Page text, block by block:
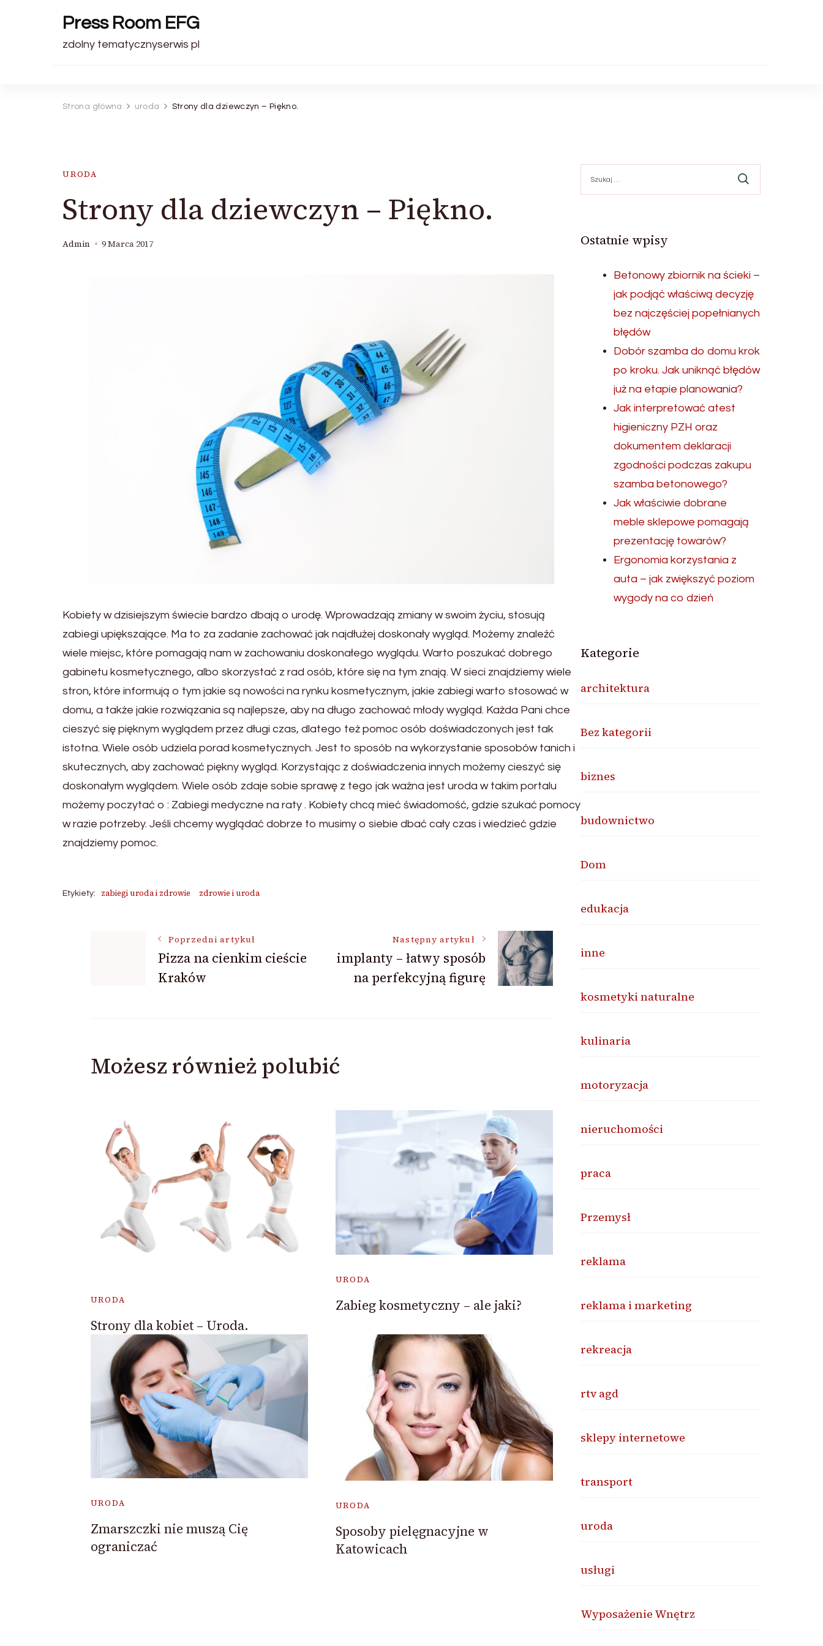
Press Room EFG
zdolny tematycznyserwis pl
Strona główna uroda Strony dla dziewczyn – Piękno.
URODA
Strony dla dziewczyn – Piękno.
Admin 9 Marca 2017
Kobiety w dzisiejszym świecie bardzo dbają o urodę. Wprowadzają zmiany w swoim życiu, stosują
zabiegi upiększające. Ma to za zadanie zachować jak najdłużej doskonały wygląd. Możemy znaleźć
wiele miejsc, które pomagają nam w zachowaniu doskonałego wyglądu. Warto poszukać dobrego
gabinetu kosmetycznego, albo skorzystać z rad osób, które się na tym znają. W sieci znajdziemy wiele
stron, które informują o tym jakie są nowości na rynku kosmetycznym, jakie zabiegi warto stosować w
domu, a także jakie rozwiązania są najlepsze, aby na długo zachować młody wygląd. Każda Pani chce
cieszyć się pięknym wyglądem przez długi czas, dlatego też pomoc osób doświadczonych jest tak
istotna. Wiele osób udziela porad kosmetycznych. Jest to sposób na wykorzystanie sposobów tanich i
skutecznych, aby zachować piękny wygląd. Korzystając z doświadczenia innych możemy cieszyć się
doskonałym wyglądem. Wiele osób zdaje sobie sprawę z tego jak ważna jest uroda w takim portalu
możemy poczytać o : Zabiegi medyczne na raty . Kobiety chcą mieć świadomość, gdzie szukać pomocy
w razie potrzeby. Jeśli chcemy wyglądać dobrze to musimy o siebie dbać cały czas i wiedzieć gdzie
znajdziemy pomoc.
Etykiety: zabiegi uroda i zdrowie zdrowie i uroda
Nawigacja
wpisu
Poprzedni artykuł
Pizza na cienkim cieście
Kraków
Następny artykuł
implanty – łatwy sposób
na perfekcyjną figurę
Możesz również polubić
URODA
Strony dla kobiet – Uroda.
URODA
Zabieg kosmetyczny – ale jaki?
URODA
Zmarszczki nie muszą Cię
ograniczać
URODA
Sposoby pielęgnacyjne w
Katowicach
Ostatnie wpisy
Betonowy zbiornik na ścieki –
jak podjąć właściwą decyzję
bez najczęściej popełnianych
błędów
Dobór szamba do domu krok
po kroku. Jak uniknąć błędów
już na etapie planowania?
Jak interpretować atest
higieniczny PZH oraz
dokumentem deklaracji
zgodności podczas zakupu
szamba betonowego?
Jak właściwie dobrane
meble sklepowe pomagają
prezentację towarów?
Ergonomia korzystania z
auta – jak zwiększyć poziom
wygody na co dzień
Kategorie
architektura
Bez kategorii
biznes
budownictwo
Dom
edukacja
inne
kosmetyki naturalne
kulinaria
motoryzacja
nieruchomości
praca
Przemysł
reklama
reklama i marketing
rekreacja
rtv agd
sklepy internetowe
transport
uroda
usługi
Wyposażenie Wnętrz